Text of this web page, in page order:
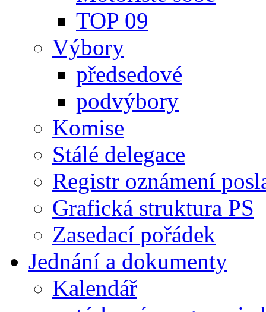
TOP 09
Výbory
předsedové
podvýbory
Komise
Stálé delegace
Registr oznámení
Grafická struktura PS
Zasedací pořádek
Jednání a dokumenty
Kalendář